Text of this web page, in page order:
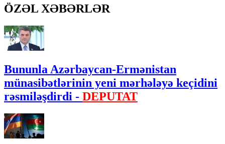
ÖZƏL XƏBƏRLƏR
Bununla Azərbaycan-Ermənistan
münasibətlərinin yeni mərhələyə keçidini
rəsmiləşdirdi - DEPUTAT